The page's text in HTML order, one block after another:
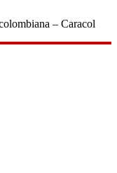
– Caracol